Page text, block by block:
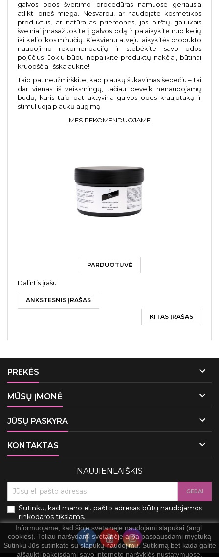
galvos odos šveitimo procedūras namuose geriausia
atlikti prieš miegą. Nesvarbu, ar naudojate kosmetikos
produktus, ar natūralias priemones, jas pirštų galiukais
švelniai įmasažuokite į galvos odą ir palaikykite nuo kelių
iki keliolikos minučių. Kiekvienu atveju laikykitės produkto
naudojimo rekomendacijų ir stebėkite savo odos
pojūčius. Jokiu būdu nepalikite produktų nakčiai, būtinai
kruopščiai išskalaukite!
Taip pat neužmirškite, kad plaukų šukavimas šepečiu – tai
dar vienas iš veiksmingų, tačiau beveik nenaudojamų
būdų, kuris taip pat aktyvina galvos odos kraujotaką ir
stimuliuoja plaukų augimą.
MES REKOMENDUOJAME
PARDUOTUVĖ
Dalintis įrašu
ANKSTESNIS ĮRAŠAS
KITAS ĮRAŠAS
PREKĖS 
MŪSŲ ĮMONĖ 
JŪSŲ PASKYRA 
KONTAKTAS 
Informuojame, kad šioje svetainėje naudojami slapukai (angl.
cookies). Toliau naršydami svetainėje arba paspausdami mygtuką
Sutinku Jūs sutinkate su slapukų naudojimu. Sutikimą bet kada galite
atšaukti pakeisdami savo interneto naršyklės nustatymuose.
NAUJIENLAIŠKIS
Sutinku, kad mano el. pašto adresas būtų naudojamos
rinkodaros tikslams.